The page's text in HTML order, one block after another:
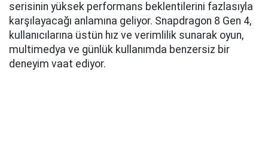
serisinin yüksek performans beklentilerini fazlasıyla
karşılayacağı anlamına geliyor. Snapdragon 8 Gen 4,
kullanıcılarına üstün hız ve verimlilik sunarak oyun,
multimedya ve günlük kullanımda benzersiz bir
deneyim vaat ediyor.